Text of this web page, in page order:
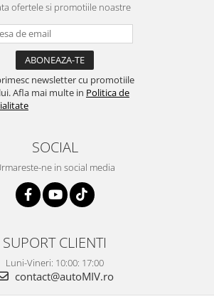
ofertele si promotiile noastre
newsletter cu promotiile
Afla mai multe in Politica de
SOCIAL
ne in social media
SUPORT CLIENTI
Luni-Vineri: 10:00: 17:00
contact@autoMIV.ro